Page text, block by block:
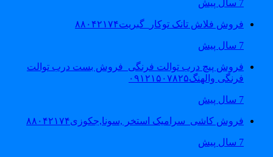
فروش فلاش تانک توکار_گبریت۸۸۰۴۲۱۷۴
فروش پیچ درب توالت فرنگی_فروش بست درب توالت
فرنگی والهنگ۰۹۱۲۱۵۰۷۸۲۵
فروش کاشی_سرامیک استخر ,سونا,جکوزی۸۸۰۴۲۱۷۴